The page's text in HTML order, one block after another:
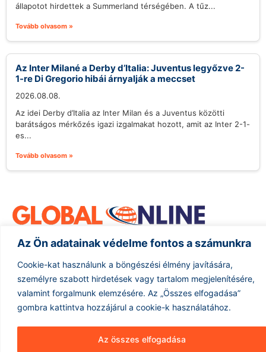
Az Ön adatainak védelme fontos a számunkra
Cookie-kat használunk a böngészési élmény javítására,
személyre szabott hirdetések vagy tartalom megjelenítésére,
valamint forgalmunk elemzésére. Az „Összes elfogadása”
gombra kattintva hozzájárul a cookie-k használatához.
Az összes elfogadása
állapotot hirdettek a Summerland térségében. A tűz...
Tovább olvasom »
Az Inter Milané a Derby d’Italia: Juventus legyőzve 2-
1-re Di Gregorio hibái árnyalják a meccset
2026.08.08.
Az idei Derby d’Italia az Inter Milan és a Juventus közötti
barátságos mérkőzés igazi izgalmakat hozott, amit az Inter 2-1-
es...
Tovább olvasom »
Hírarchívum Impresszum
ÁSZF
Adatkezelés